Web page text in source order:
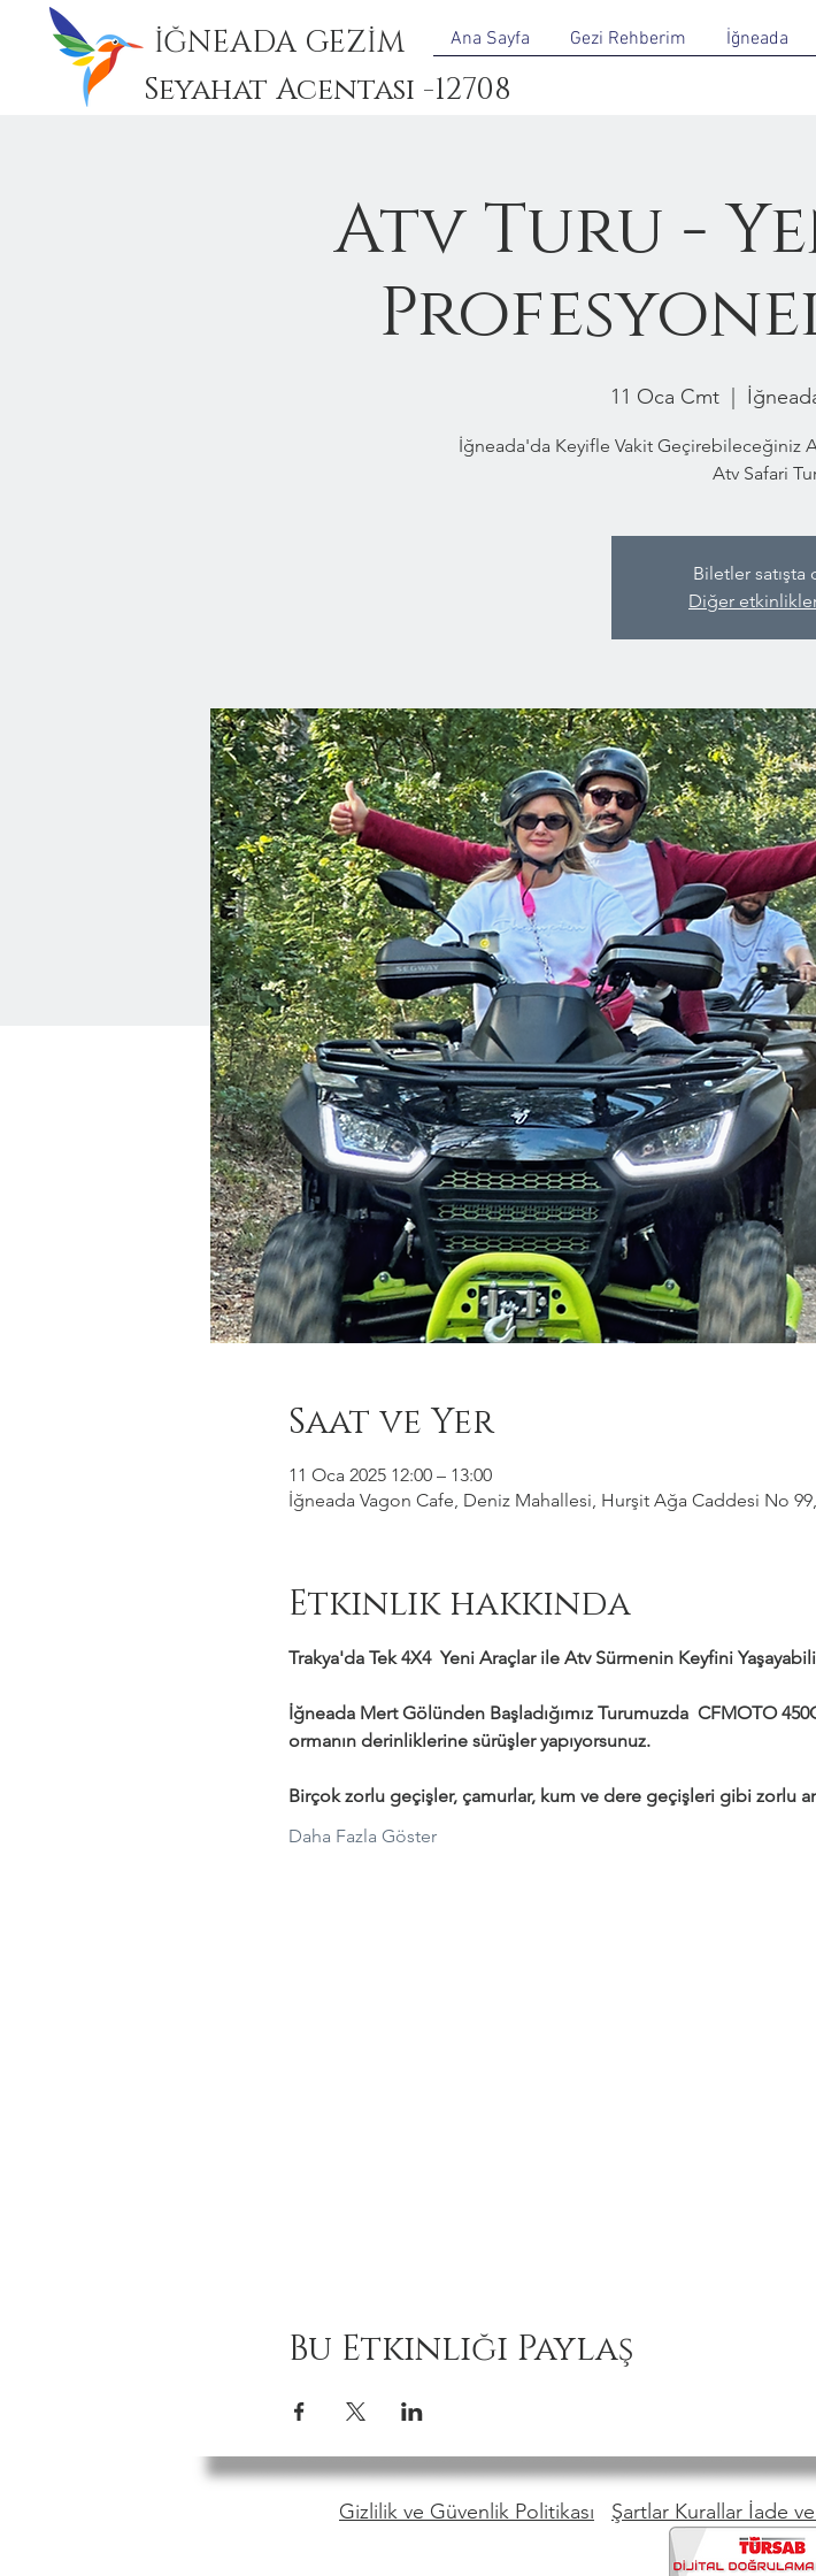
İĞNEADA GEZİM
Seyahat Acentası -12708
Ana Sayfa Gezi Rehberim İğneada
Atv Turu -
11 Oca Cmt
İğneada'da Keyifle Vakit Geçirebileceğiniz
Atv Safari
Biletler satışta
Diğer
Saat ve Yer
11 Oca 2025 12:00 – 13:00
İğneada Vagon Cafe, Deniz Mahallesi, Hurşit Ağa Caddesi No
Etkinlik hakkında
Trakya'da Tek 4X4  Yeni Araçlar ile Atv Sürmenin Keyfini
İğneada Mert Gölünden Başladığımız Turumuzda  CFMOTO
ormanın derinliklerine sürüşler yapıyorsunuz.
Birçok zorlu geçişler, çamurlar, kum ve dere geçişleri gibi zorlu
Daha Fazla Göster
Bu Etkinliği Paylaş
Gizlilik ve Güvenlik Politikası Şartlar Kurallar İade